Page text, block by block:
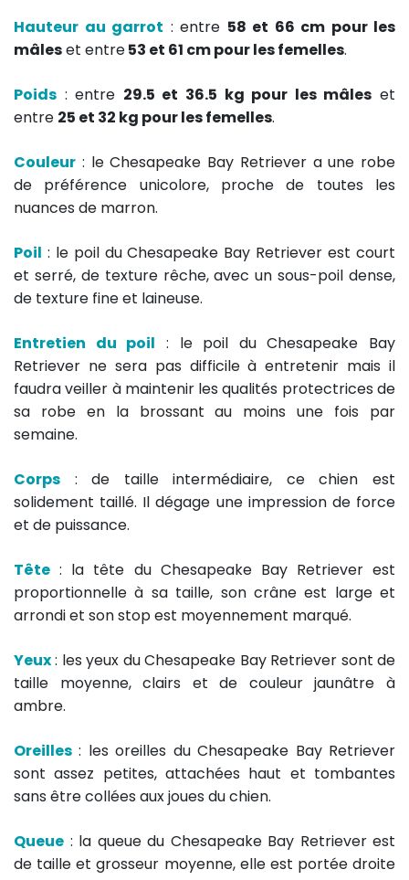
Hauteur au garrot : entre 58 et 66 cm pour les
mâleset entre53 et 61 cm pour les femelles.
Poids : entre 29.5 et 36.5 kg pour les mâles et
entre 25 et 32 kg pour les femelles.
Couleur : le Chesapeake Bay Retriever a une robe
de préférence unicolore, proche de toutes les
nuances de marron.
Poil : le poil du Chesapeake Bay Retriever est court
et serré, de texture rêche, avec un sous-poil dense,
de texture fine et laineuse.
Entretien du poil : le poil du Chesapeake Bay
Retriever ne sera pas difficile à entretenir mais il
faudra veiller à maintenir les qualités protectrices de
sa robe en la brossant au moins une fois par
semaine.
Corps : de taille intermédiaire, ce chien est
solidement taillé. Il dégage une impression de force
et de puissance.
Tête : la tête du Chesapeake Bay Retriever est
proportionnelle à sa taille, son crâne est large et
arrondi et son stop est moyennement marqué.
Yeux: les yeux du Chesapeake Bay Retriever sont de
taille moyenne, clairs et de couleur jaunâtre à
ambre.
Oreilles : les oreilles du Chesapeake Bay Retriever
sont assez petites, attachées haut et tombantes
sans être collées aux joues du chien.
Queue : la queue du Chesapeake Bay Retriever est
de taille et grosseur moyenne, elle est portée droite